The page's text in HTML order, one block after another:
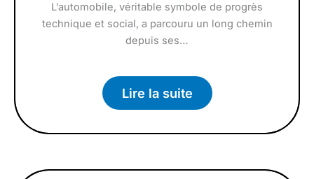
L’automobile, véritable symbole de progrès
technique et social, a parcouru un long chemin
depuis ses…
Lire la suite